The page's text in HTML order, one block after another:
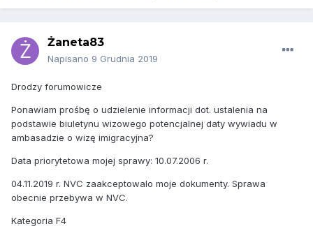
Żaneta83
Napisano 9 Grudnia 2019
Drodzy forumowicze
Ponawiam prośbę o udzielenie informacji dot. ustalenia na
podstawie biuletynu wizowego potencjalnej daty wywiadu w
ambasadzie o wizę imigracyjna?
Data priorytetowa mojej sprawy: 10.07.2006 r.
04.11.2019 r. NVC zaakceptowalo moje dokumenty. Sprawa
obecnie przebywa w NVC.
Kategoria F4